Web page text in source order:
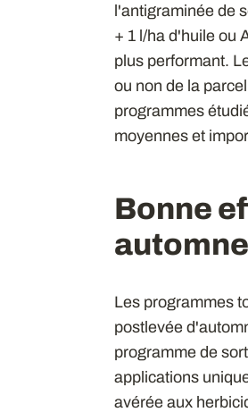
l'antigraminée de
+ 1 l/ha d'huile ou
plus performant.
ou non de la
programmes
moyennes et
Bonne
automne
Les programmes
postlevée
programme de
applications
avérée aux